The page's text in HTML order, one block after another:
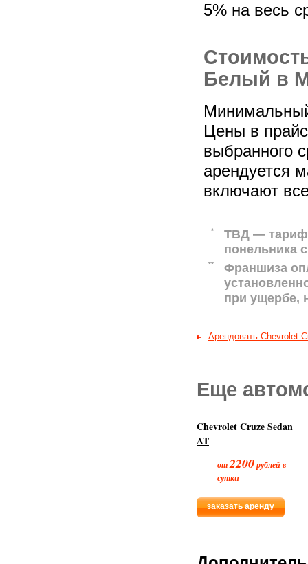
5% на весь
Белый в
Цены в
выбранного
арендуется
включают
*
ТВД — тариф
понельника
**
Франшиза
при ущербе,
Арендовать Chevrolet
Еще
Chevrolet Cruze Sedan
AT
от2200рублей в
сутки
заказать аренду